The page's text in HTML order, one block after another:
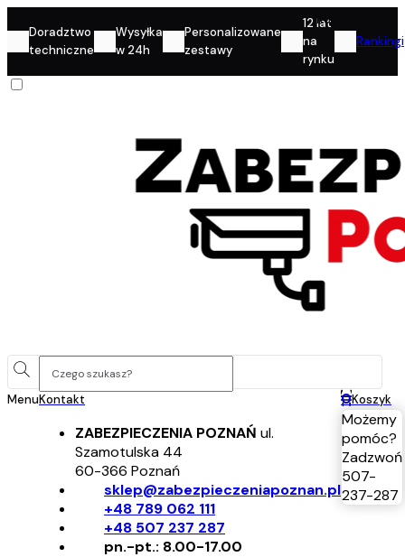
Doradztwo
techniczne
Wysyłka
w 24h
Personalizowane
zestawy
12 lat
na
rynku
Rankingi
MenuKontakt
ZABEZPIECZENIA POZNAŃ ul.
Szamotulska 44
60-366 Poznań
sklep@zabezpieczeniapoznan.pl
+48 789 062 111
+48 507 237 287
pn.-pt.: 8.00-17.00
Konto
0Koszyk
Możemy
pomóc?
Zadzwoń
507-
237-287